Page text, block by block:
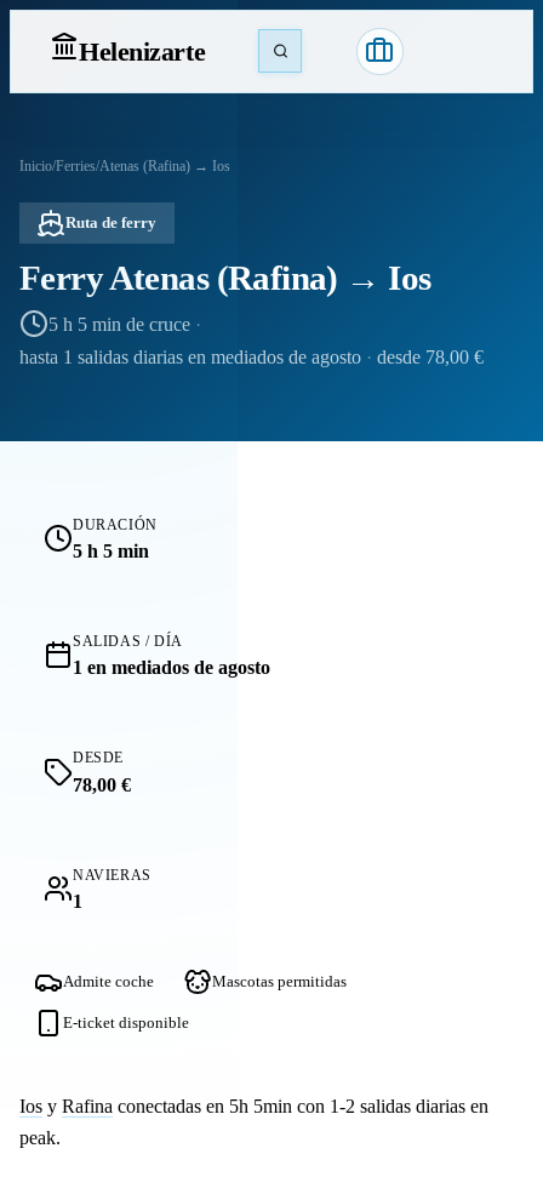
Helenizarte
Inicio/Ferries/Atenas (Rafina) → Ios
Ruta de ferry
Ferry Atenas (Rafina) → Ios
5 h 5 min de cruce ·
hasta 1 salidas diarias en mediados de agosto · desde 78,00 €
DURACIÓN
5 h 5 min
SALIDAS / DÍA
1 en mediados de agosto
DESDE
78,00 €
NAVIERAS
1
Admite coche Mascotas permitidas
E-ticket disponible
Ios y Rafina conectadas en 5h 5min con 1-2 salidas diarias en
peak.